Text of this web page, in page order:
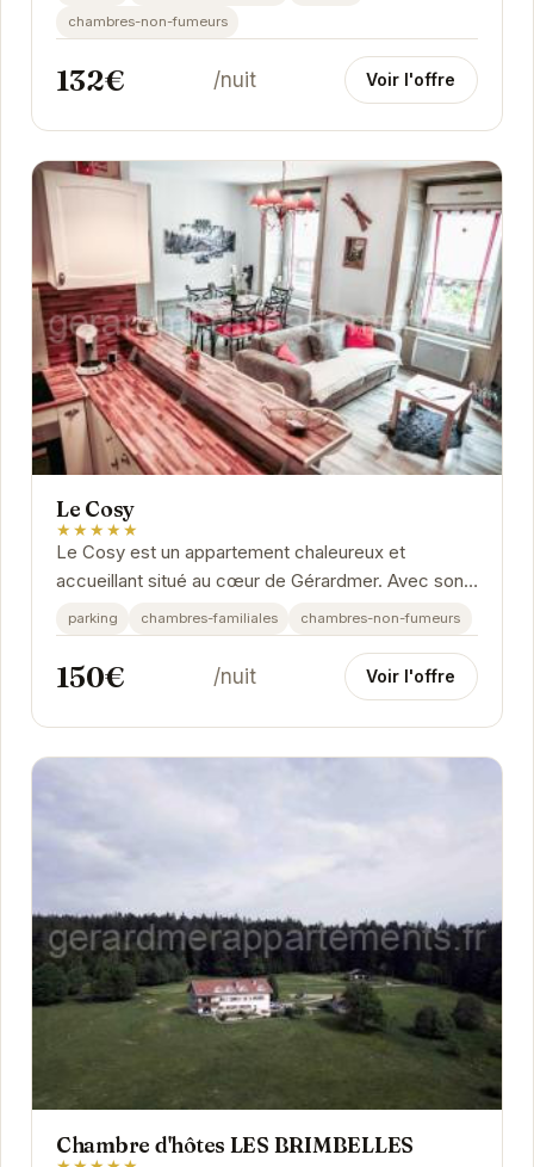
chambres-non-fumeurs
132€ /nuit Voir l'offre
Le Cosy
★★★★★
Le Cosy est un appartement chaleureux et
accueillant situé au cœur de Gérardmer. Avec son
ambiance conviviale et ses équipements
modernes, il...
parking chambres-familiales chambres-non-fumeurs
150€ /nuit Voir l'offre
Chambre d'hôtes LES BRIMBELLES